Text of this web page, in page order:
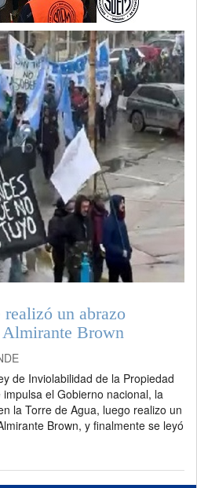
un abrazo
Brown
de Inviolabilidad de la Propiedad
el Gobierno nacional, la
la Torre de Agua, luego realizo un
Brown, y finalmente se leyó